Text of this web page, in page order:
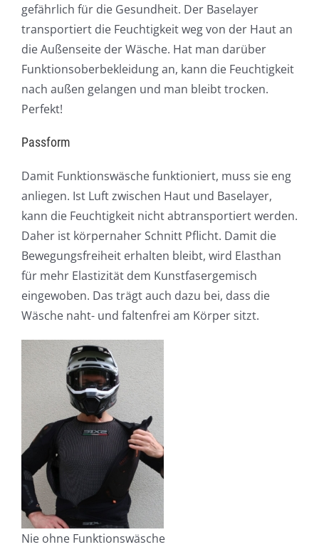
gefährlich für die Gesundheit. Der Baselayer
transportiert die Feuchtigkeit weg von der Haut an
die Außenseite der Wäsche. Hat man darüber
Funktionsoberbekleidung an, kann die Feuchtigkeit
nach außen gelangen und man bleibt trocken.
Perfekt!
Passform
Damit Funktionswäsche funktioniert, muss sie eng
anliegen. Ist Luft zwischen Haut und Baselayer,
kann die Feuchtigkeit nicht abtransportiert werden.
Daher ist körpernaher Schnitt Pflicht. Damit die
Bewegungsfreiheit erhalten bleibt, wird Elasthan
für mehr Elastizität dem Kunstfasergemisch
eingewoben. Das trägt auch dazu bei, dass die
Wäsche naht- und faltenfrei am Körper sitzt.
Nie ohne Funktionswäsche